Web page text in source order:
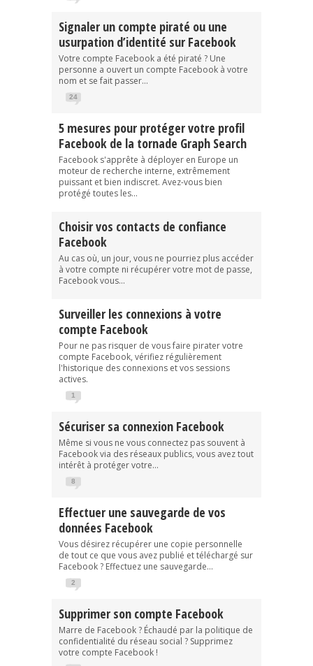
Signaler un compte piraté ou une
usurpation d’identité sur Facebook
Votre compte Facebook a été piraté ? Une
personne a ouvert un compte Facebook à votre
nom et se fait passer...
24
5 mesures pour protéger votre profil
Facebook de la tornade Graph Search
Facebook s'apprête à déployer en Europe un
moteur de recherche interne, extrêmement
puissant et bien indiscret. Avez-vous bien
protégé toutes les...
Choisir vos contacts de confiance
Facebook
Au cas où, un jour, vous ne pourriez plus accéder
à votre compte ni récupérer votre mot de passe,
Facebook vous...
Surveiller les connexions à votre
compte Facebook
Pour ne pas risquer de vous faire pirater votre
compte Facebook, vérifiez régulièrement
l'historique des connexions et vos sessions
actives.
1
Sécuriser sa connexion Facebook
Même si vous ne vous connectez pas souvent à
Facebook via des réseaux publics, vous avez tout
intérêt à protéger votre...
8
Effectuer une sauvegarde de vos
données Facebook
Vous désirez récupérer une copie personnelle
de tout ce que vous avez publié et téléchargé sur
Facebook ? Effectuez une sauvegarde...
2
Supprimer son compte Facebook
Marre de Facebook ? Échaudé par la politique de
confidentialité du réseau social ? Supprimez
votre compte Facebook !